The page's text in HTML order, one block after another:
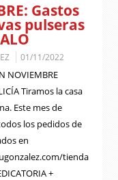
Gastos
pulseras
01/11/2022
NOVIEMBRE
Tiramos la casa
Este mes de
los pedidos de
en
tienda
+